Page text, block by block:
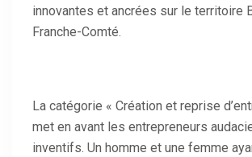
innovantes et ancrées sur le territoire
Franche-Comté.
La catégorie « Création et reprise
met en avant les entrepreneurs
inventifs. Un homme et une femme